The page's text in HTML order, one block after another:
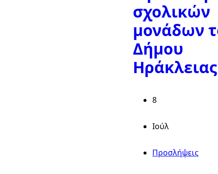
σχολικών
μονάδων
Δήμου
8
Ιούλ
Προσλήψεις